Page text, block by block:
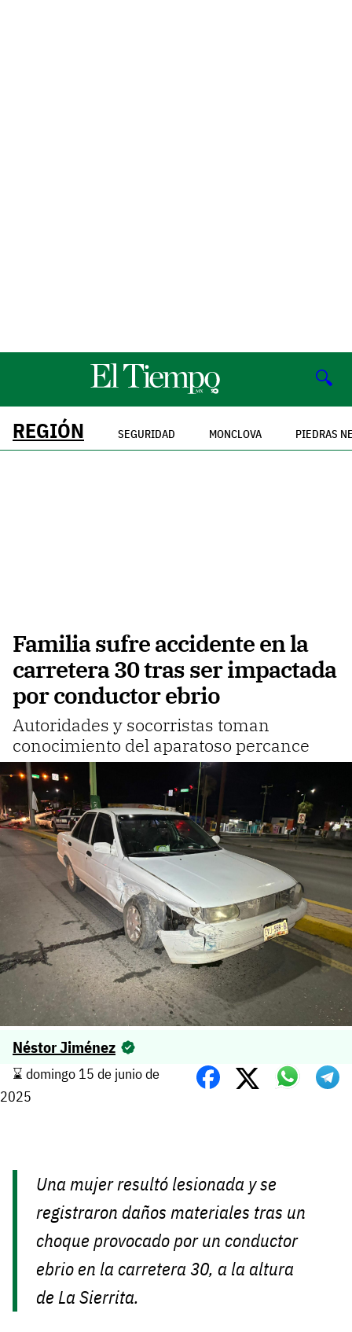
🔍
REGIÓN SEGURIDAD MONCLOVA PIEDRAS
Familia sufre accidente en la
carretera 30 tras ser impactada
por conductor ebrio
Autoridades y socorristas toman
conocimiento del aparatoso percance
Néstor Jiménez
⌛️ domingo 15 de junio de
2025
Una mujer resultó lesionada y se
registraron daños materiales tras un
choque provocado por un conductor
ebrio en la carretera 30, a la altura
de La Sierrita.